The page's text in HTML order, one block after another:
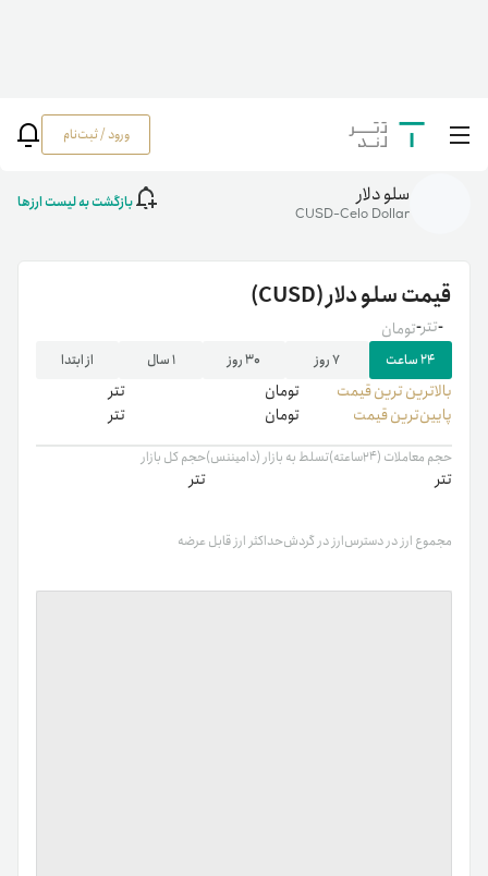
ورود / ثبت‌نام خانه رمزارزها/
CUSD
سلو دلار
CUSD-Celo Dollar
بازگشت به لیست ارزها
قیمتسلو دلار
-تومان -تتر
۲۴ ساعت ۷ روز ۳۰ روز ۱ سال از ابتدا
بالاترین ‌ترین قیمت تومان
تتر
پایین‌ترین قیمت
تومان تتر
حجم معاملات (۲۴ساعته)
تتر
تسلط به بازار (دامیننس)حجم کل بازار
تتر
مجموع ارز در دسترسارز در گردشحداکثر ارز قابل عرضه